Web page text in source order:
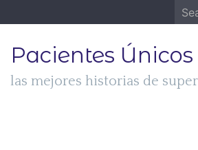
to
for:
Pacientes Únicos
las mejores historias de